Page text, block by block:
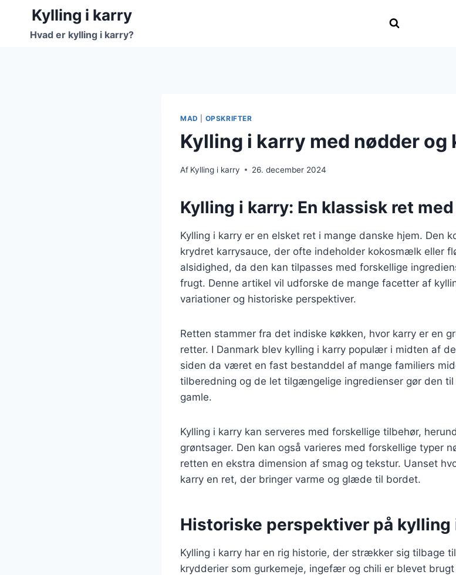
Fortsæt
indhold
Kylling i karry
Hvad er kylling i karry?
MAD OPSKRIFTER
Kylling i karry med nødder og
Af Kylling i karry 26. december 2024
Kylling i karry: En klassisk ret
Kylling i karry er en elsket ret i mange danske hjem. Den
krydret karrysauce, der ofte indeholder kokosmælk eller
alsidighed, da den kan tilpasses med forskellige
frugt. Denne artikel vil udforske de mange facetter af
variationer og historiske perspektiver.
Retten stammer fra det indiske køkken, hvor karry er en
retter. I Danmark blev kylling i karry populær i midten af
siden da været en fast bestanddel af mange familiers
tilberedning og de let tilgængelige ingredienser gør den
gamle.
Kylling i karry kan serveres med forskellige tilbehør,
grøntsager. Den kan også varieres med forskellige typer
retten en ekstra dimension af smag og tekstur. Uanset
karry en ret, der bringer varme og glæde til bordet.
Historiske perspektiver på kylling
Kylling i karry har en rig historie, der strækker sig tilbage
krydderier som gurkemeje, ingefær og chili er blevet